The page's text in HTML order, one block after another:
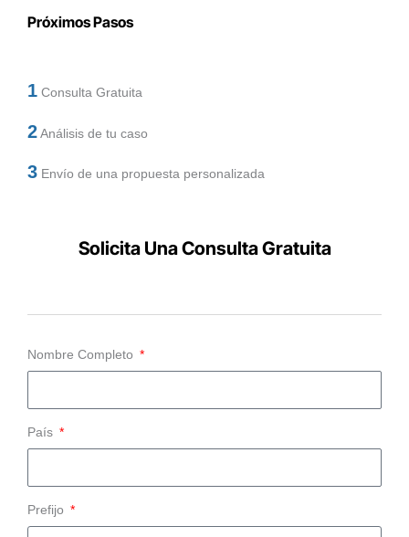
Próximos Pasos
1 Consulta Gratuita
2Análisis de tu caso
3 Envío de una propuesta personalizada
Solicita Una Consulta Gratuita
Nombre Completo
País
Prefijo